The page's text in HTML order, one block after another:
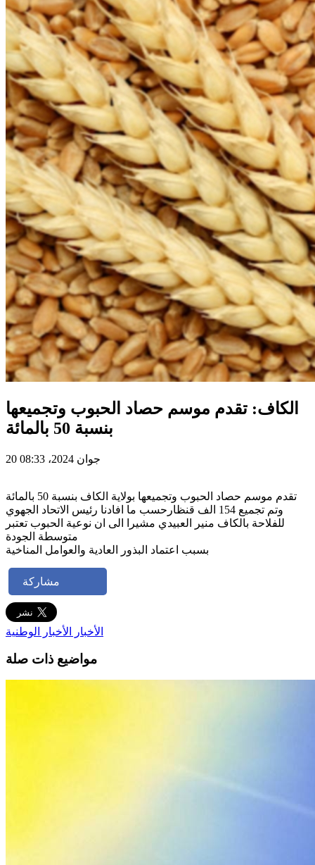
الكاف: تقدم موسم حصاد الحبوب وتجميعها
بنسبة 50 بالمائة
20 جوان 2024، 08:33
تقدم موسم حصاد الحبوب وتجميعها بولاية الكاف بنسبة 50 بالمائة
وتم تجميع 154 الف قنظارحسب ما افادنا رئيس الاتحاد الجهوي
للفلاحة بالكاف منير العبيدي مشيرا الى ان نوعية الحبوب تعتبر
متوسطة الجودة
بسبب اعتماد البذور العادية والعوامل المناخية
مشاركة
الأخبار الأخبار الوطنية
مواضيع ذات صلة